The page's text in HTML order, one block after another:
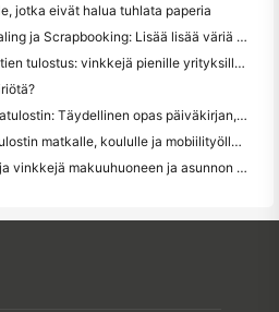
jotka eivät halua tuhlata paperia
Paras väri Label Maker journaling ja Scrapbooking: Lisää lisää väriä jokaiselle sivulle
Käsikirjoitus vs. lähetysetikettien tulostus: vinkkejä pienille yrityksille vuonna 2026
Kuinka valita taskun valokuvatulostin: Täydellinen opas päiväkirjan, matkan ja iPhone-käyttäjille
Paras musteton kannettava tulostin matkalle, koululle ja mobiilityölle: Hanin MT620 Pro Review
Mini Photo Wall Layout Ideat ja vinkkejä makuuhuoneen ja asunnon koristelu